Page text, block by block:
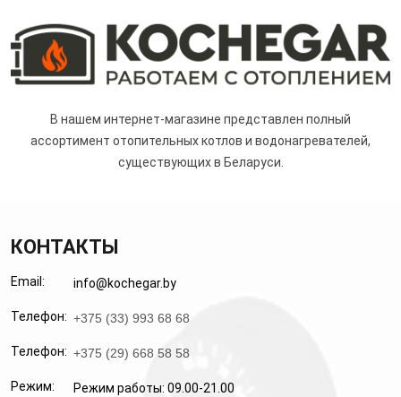
В нашем интернет-магазине представлен полный
ассортимент отопительных котлов и водонагревателей,
существующих в Беларуси.
КОНТАКТЫ
Email: info@kochegar.by
Телефон: +375 (33) 993 68 68
Телефон: +375 (29) 668 58 58
Режим: Режим работы: 09.00-21.00